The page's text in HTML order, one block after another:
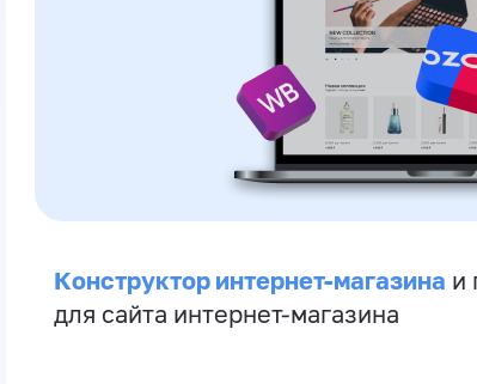
Конструктор интернет-магазина и
для сайта интернет-магазина